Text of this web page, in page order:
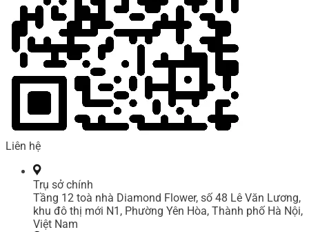
Liên hệ
Trụ sở chính
Tầng 12 toà nhà Diamond Flower, số 48 Lê Văn Lương,
khu đô thị mới N1, Phường Yên Hòa, Thành phố Hà Nội,
Việt Nam